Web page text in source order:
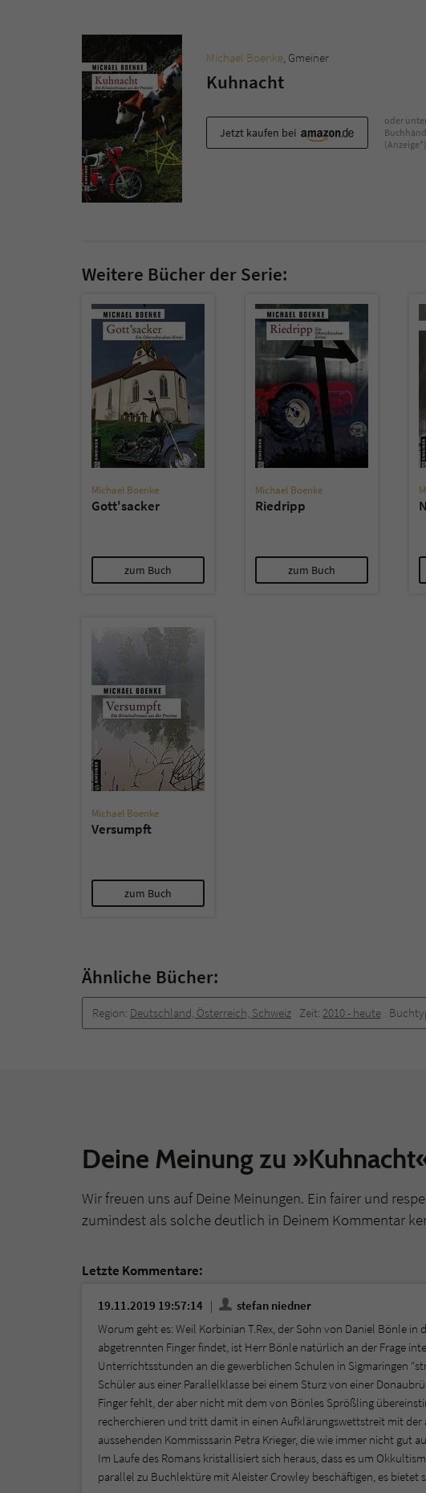
Michael Boenke, Gmeiner
Kuhnacht
Jetzt kaufen bei
oder
(Anzeige*)
Weitere Bücher der Serie:
Michael Boenke
Gott'sacker
zum Buch
Michael Boenke
Riedripp
zum Buch
Michael Boenke
Versumpft
zum Buch
Ähnliche Bücher:
Region: Deutschland, Österreich, Schweiz Zeit: 2010 -­ heute
Deine Meinung zu
Wir freuen uns auf Deine Meinungen. Ein fairer und
zumindest als solche deutlich in Deinem Kommentar
Letzte Kommentare:
19.11.2019 19:57:14
stefan niedner
Worum geht es: Weil Korbinian T.Rex, der Sohn von Daniel Bönle
abgetrennten Finger findet, ist Herr Bönle natürlich an der Frage
Unterrichtsstunden an die gewerblichen Schulen in Sigmaringen
Schüler aus einer Parallelklasse bei einem Sturz von einer
Finger fehlt, der aber nicht mit dem von Bönles Sprößling
recherchieren und tritt damit in einen Aufklärungswettstreit mit
aussehenden Kommisssarin Petra Krieger, die wie immer nicht gut
Im Laufe des Romans kristallisiert sich heraus, dass es um
parallel zu Buchlektüre mit Aleister Crowley beschäftigen, es bietet
Zweck